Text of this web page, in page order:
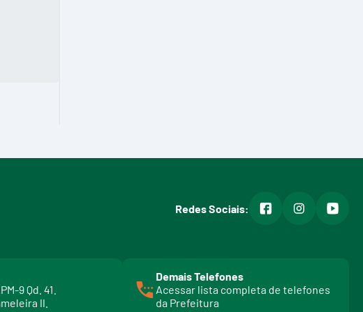
Redes Sociais: facebookinstagram
9 Qd. 41.
II.
Demais Telefones
Acessar lista completa de telefones
da Prefeitura
l
i